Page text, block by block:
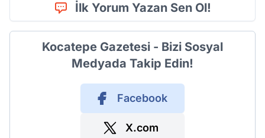
İlk Yorum Yazan Sen Ol!
Kocatepe Gazetesi - Bizi Sosyal
Medyada Takip Edin!
Facebook
X.com